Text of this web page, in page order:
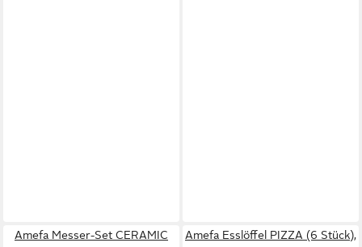
Amefa Messer-Set CERAMIC
Amefa Esslöffel PIZZA (6 Stück),